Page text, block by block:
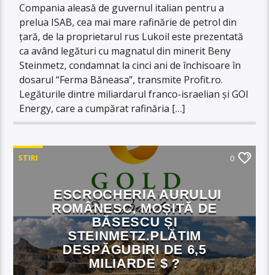
Compania aleasă de guvernul italian pentru a
prelua ISAB, cea mai mare rafinărie de petrol din
țară, de la proprietarul rus Lukoil este prezentată
ca având legături cu magnatul din minerit Beny
Steinmetz, condamnat la cinci ani de închisoare în
dosarul “Ferma Băneasa”, transmite Profit.ro.
Legăturile dintre miliardarul franco-israelian și GOI
Energy, care a cumpărat rafinăria […]
STIRI 0
ESCROCHERIA AURULUI
ROMÂNESC, MOȘITĂ DE
BĂSESCU ȘI
STEINMETZ.PLĂTIM
DESPĂGUBIRI DE 6,5
MILIARDE $ ?